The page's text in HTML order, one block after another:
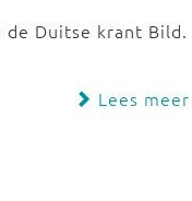
Duitse krant Bild.
Lees meer